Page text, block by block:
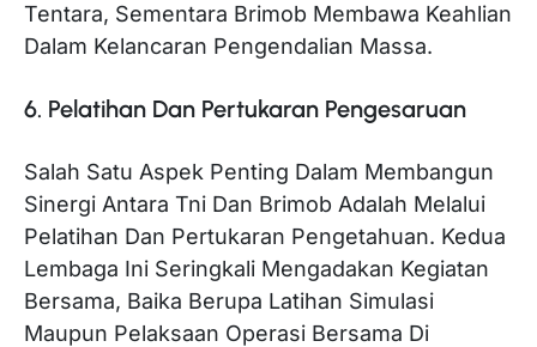
Tentara, Sementara Brimob Membawa Keahlian
Dalam Kelancaran Pengendalian Massa.
6. Pelatihan Dan Pertukaran Pengesaruan
Salah Satu Aspek Penting Dalam Membangun
Sinergi Antara Tni Dan Brimob Adalah Melalui
Pelatihan Dan Pertukaran Pengetahuan. Kedua
Lembaga Ini Seringkali Mengadakan Kegiatan
Bersama, Baika Berupa Latihan Simulasi
Maupun Pelaksaan Operasi Bersama Di